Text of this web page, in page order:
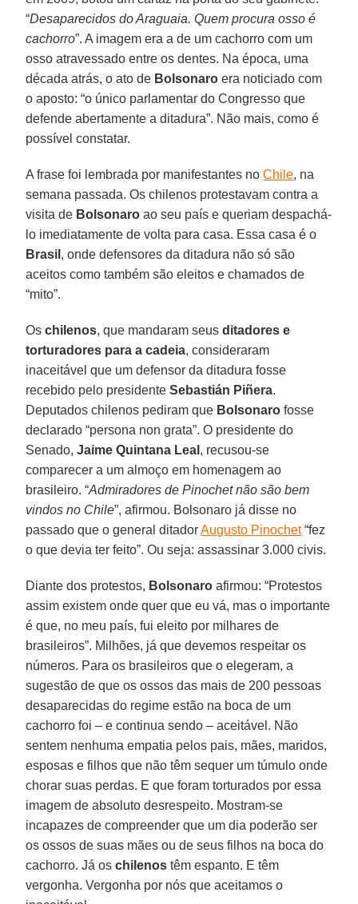
“Desaparecidos do Araguaia. Quem procura osso é
cachorro”. A imagem era a de um cachorro com um
osso atravessado entre os dentes. Na época, uma
década atrás, o ato de Bolsonaro era noticiado com
o aposto: “o único parlamentar do Congresso que
defende abertamente a ditadura”. Não mais, como é
possível constatar.
A frase foi lembrada por manifestantes noChile, na
semana passada. Os chilenos protestavam contra a
visita de Bolsonaro ao seu país e queriam despachá-
lo imediatamente de volta para casa. Essa casa é o
Brasil , onde defensores da ditadura não só são
aceitos como também são eleitos e chamados de
“mito”.
Oschilenos, que mandaram seusditadores e
torturadores para a cadeia, consideraram
inaceitável que um defensor da ditadura fosse
recebido pelo presidenteSebastián Piñera.
Deputados chilenos pediram que Bolsonaro fosse
declarado “persona non grata”. O presidente do
Senado,Jaime Quintana Leal , recusou-se
comparecer a um almoço em homenagem ao
brasileiro. “Admiradores de Pinochet não são bem
vindos no Chile”, afirmou. Bolsonaro já disse no
passado que o general ditadorAugusto Pinochet“fez
o que devia ter feito”. Ou seja: assassinar 3.000 civis.
Diante dos protestos, Bolsonaro afirmou: “Protestos
assim existem onde quer que eu vá, mas o importante
é que, no meu país, fui eleito por milhares de
brasileiros”. Milhões, já que devemos respeitar os
números. Para os brasileiros que o elegeram, a
sugestão de que os ossos das mais de 200 pessoas
desaparecidas do regime estão na boca de um
cachorro foi – e continua sendo – aceitável. Não
sentem nenhuma empatia pelos pais, mães, maridos,
esposas e filhos que não têm sequer um túmulo onde
chorar suas perdas. E que foram torturados por essa
imagem de absoluto desrespeito. Mostram-se
incapazes de compreender que um dia poderão ser
os ossos de suas mães ou de seus filhos na boca do
cachorro. Já oschilenos têm espanto. E têm
vergonha. Vergonha por nós que aceitamos o